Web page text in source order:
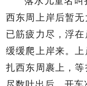
西东周上岸后暂
已筋疲力尽，浮
缓缓爬上岸来。
扎西东周裹上，